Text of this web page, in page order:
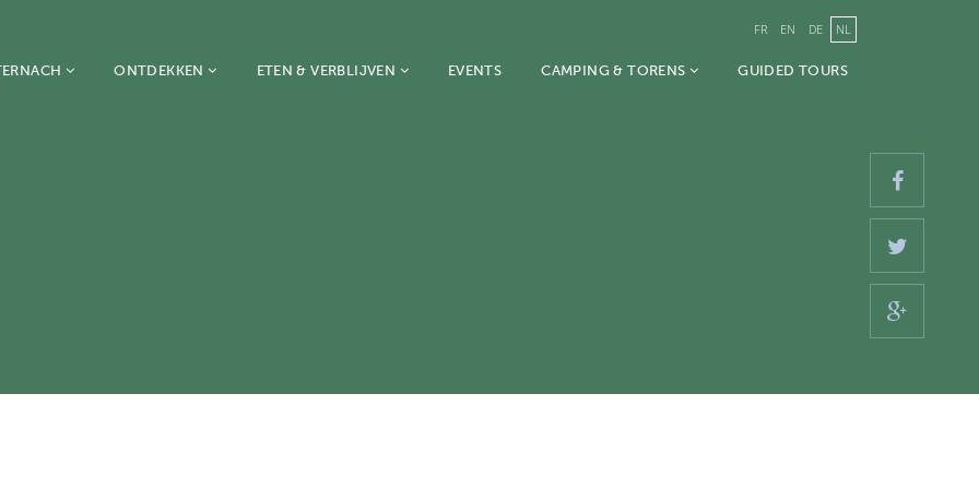
FR EN DE NL
ONTDEKKEN ETEN & VERBLIJVEN EVENTS CAMPING & TORENS GUIDED TOURS